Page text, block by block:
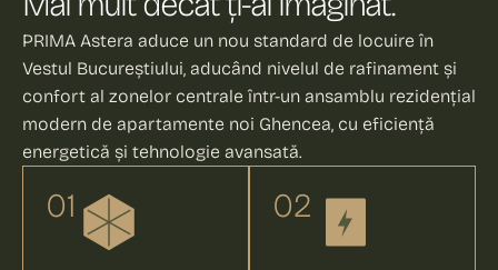
PRIMA Astera aduce un nou standard de locuire în
Vestul Bucureștiului, aducând nivelul de rafinament și
confort al zonelor centrale într-un ansamblu rezidențial
modern de apartamente noi Ghencea, cu eficiență
energetică și tehnologie avansată.
01 02